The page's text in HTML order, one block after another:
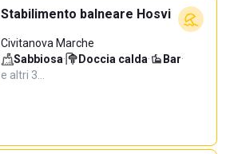
Stabilimento balneare Hosvi
Civitanova Marche
Sabbiosa· Doccia calda· Bar·
e altri 3…